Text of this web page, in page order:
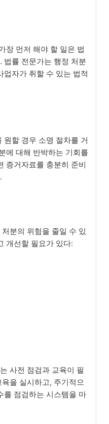
장 먼저 해야 할 일은 법
법률 전문가는 행정 처분
업자가 취할 수 있는 법적
원할 경우 소명 절차를 거
에 대해 반박하는 기회를
증거자료를 충분히 준비
분의 위험을 줄일 수 있
개선할 필요가 있다:
사전 점검과 교육이 필
을 실시하고, 주기적으
를 점검하는 시스템을 마